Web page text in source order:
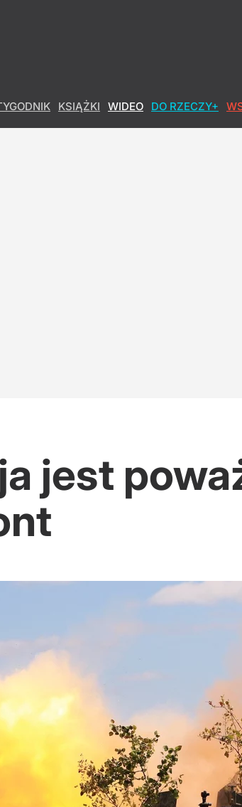
KSIĄŻKI WIDEO DO RZECZY+
jest